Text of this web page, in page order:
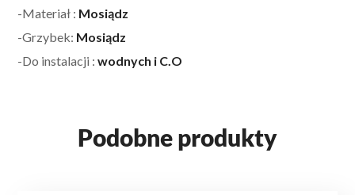
-Materiał : Mosiądz
-Grzybek: Mosiądz
-Do instalacji :wodnych i C.O
Podobne produkty